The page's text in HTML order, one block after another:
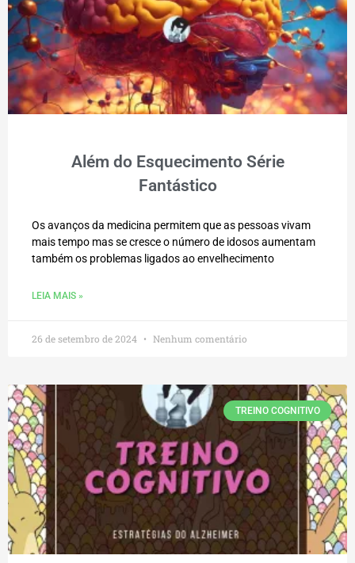
Além do Esquecimento Série
Fantástico
Os avanços da medicina permitem que as pessoas vivam
mais tempo mas se cresce o número de idosos aumentam
também os problemas ligados ao envelhecimento
LEIA MAIS »
26 de setembro de 2024 Nenhum comentário
TREINO COGNITIVO